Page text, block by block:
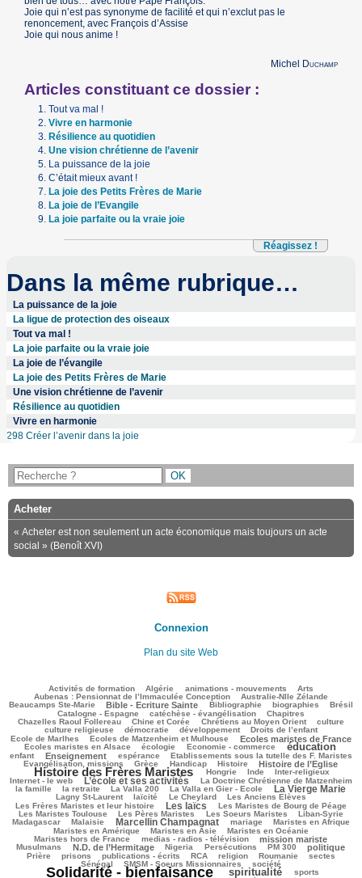
Joie qui n’est pas synonyme de facilité et qui n’exclut pas le
renoncement, avec François d’Assise
Joie qui nous anime !
Michel Duchamp
Articles constituant ce dossier :
Tout va mal !
Vivre en harmonie
Résilience au quotidien
Une vision chrétienne de l’avenir
La puissance de la joie
C’était mieux avant !
La joie des Petits Frères de Marie
La joie de l’Evangile
La joie parfaite ou la vraie joie
Réagissez !
Dans la même rubrique…
La puissance de la joie
La ligue de protection des oiseaux
Tout va mal !
La joie parfaite ou la vraie joie
La joie de l’évangile
La joie des Petits Frères de Marie
Une vision chrétienne de l’avenir
Résilience au quotidien
Vivre en harmonie
298 Créer l’avenir dans la joie
Acheter
« Acheter est non seulement un acte économique mais toujours un acte
social » (Benoît XVI)
Connexion
Plan du site Web
Activités de formation Algérie animations - mouvements Arts
Aubenas : Pensionnat de l’Immaculée Conception
42/2698 Australie-Nlle Zélande
73/2698
Beaucamps Ste-Marie
698/2698 Bible - Ecriture Sainte
39/2698 Bibliographie
499/2698 biographies
184/2698 Brésil
542/2698
Catalogne - Espagne
catéchèse - évangélisation Chapitres
Chazelles Raoul Follereau
97/2698 Chine et Corée
208/2698 Chrétiens au Moyen Orient
488/2698 culture
36/2698
culture religieuse
démocratie développement Droits de l’enfant
Ecole de Marlhes
181/2698 Ecoles de Matzenheim et Mulhouse
781/2698 Ecoles maristes de France
233/2698
Ecoles maristes en Alsace
522/2698 écologie
115/2698 Economie - commerce
1460/2698 éducation
208/2698
enfant
748/2698 Enseignement
221/2698 espérance
61/2698 Etablissements sous la tutelle des F. Maristes
211/2698
Evangélisation, missions
476/2698 Grèce
86/2698 Handicap
250/2698 Histoire
643/2698 Histoire de l’Eglise
1845/2698
Histoire des Frères Maristes
101/2698 Hongrie Inde
103/2698 Inter-religieux
230/2698
Internet - le web
1027/2698 L’école et ses activités
68/2698 La Doctrine Chrétienne de Matzenheim
401/2698
la famille
104/2698 la retraite
49/2698 La Valla 200
75/2698 La Valla en Gier - Ecole
955/2698 La Vierge Marie
364/2698
Lagny St-Laurent
laïcité Le Cheylard Les Anciens Elèves
Les Frères Maristes et leur histoire
1130/2698 Les laïcs
547/2698 Les Maristes de Bourg de Péage
265/2698
Les Maristes Toulouse
422/2698 Les Pères Maristes
304/2698 Les Soeurs Maristes
141/2698 Liban-Syrie
104/2698
Madagascar
39/2698 Malaisie
974/2698 Marcellin Champagnat
79/2698 mariage
307/2698 Maristes en Afrique
217/2698
Maristes en Amérique
Maristes en Asie Maristes en Océanie
Maristes hors de France
348/2698 medias - radios - télévision
783/2698 mission mariste
64/2698
Musulmans
732/2698 N.D. de l’Hermitage
72/2698 Nigeria
157/2698 Persécutions
242/2698 PM 300
718/2698 politique
192/2698
Prière
128/2698 prisons
456/2698 publications - écrits
199/2698 RCA
251/2698 religion
43/2698 Roumanie
35/2698 sectes
50/2698
Sénégal
SMSM - Soeurs Missionnaires société
Solidarité - bienfaisance spiritualité sports